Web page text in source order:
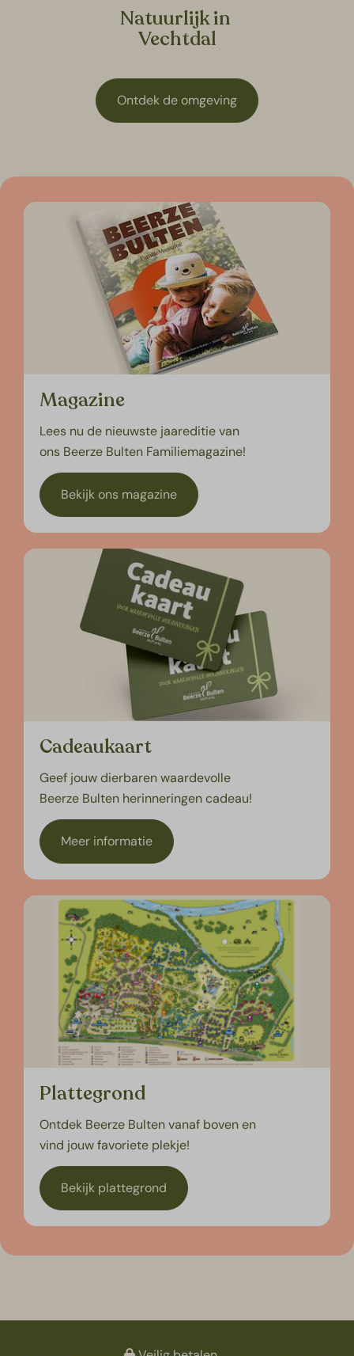
Natuurlijk in
Vechtdal
Ontdek de omgeving
Magazine
Lees nu de nieuwste jaareditie van
ons Beerze Bulten Familiemagazine!
Bekijk ons magazine
Cadeaukaart
Geef jouw dierbaren waardevolle
Beerze Bulten herinneringen cadeau!
Meer informatie
Plattegrond
Ontdek Beerze Bulten vanaf boven en
vind jouw favoriete plekje!
Bekijk plattegrond